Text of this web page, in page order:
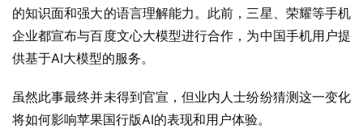
的知识面和强大的语言理解能力。此前，三星、荣耀等手机
企业都宣布与百度文心大模型进行合作，为中国手机用户提
供基于AI大模型的服务。
虽然此事最终并未得到官宣，但业内人士纷纷猜测这一变化
将如何影响苹果国行版AI的表现和用户体验。